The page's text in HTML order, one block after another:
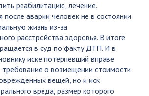
реабилитацию, лечение.
после аварии человек не в состоянии
жизнь из-за
расстройства здоровья. В итоге
в суд по факту ДТП. И в
иске потерпевший вправе
требование о возмещении стоимости
вещей, но и иск
вреда, размер которого